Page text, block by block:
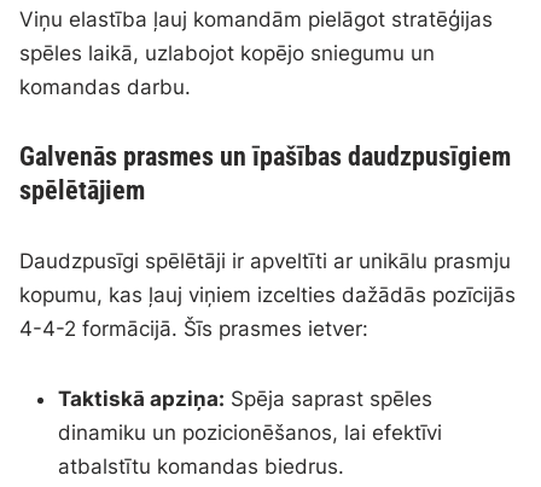
Viņu elastība ļauj komandām pielāgot stratēģijas
spēles laikā, uzlabojot kopējo sniegumu un
komandas darbu.
Galvenās prasmes un īpašības daudzpusīgiem
spēlētājiem
Daudzpusīgi spēlētāji ir apveltīti ar unikālu prasmju
kopumu, kas ļauj viņiem izcelties dažādās pozīcijās
4-4-2 formācijā. Šīs prasmes ietver:
Taktiskā apziņa: Spēja saprast spēles
dinamiku un pozicionēšanos, lai efektīvi
atbalstītu komandas biedrus.